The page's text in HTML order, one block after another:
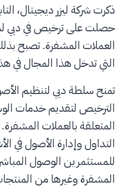
ذكرت شركة ليزر ديجيتال،
حصلت على ترخيص في دبي
العملات المشفرة. تصبح
التي تدخل هذا المجال في
تمنح سلطة دبي لتنظيم
الترخيص لتقديم خدمات
المتعلقة بالعملات
التداول وإدارة الأصول في
للمستثمرين الوصول
المشفرة وغيرها من